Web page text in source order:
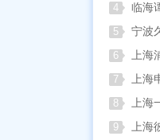
4 临海谭氏DVP
5 宁波久兴
6 上海浦春
7 上海申光
8 上海
9 上海彼爱